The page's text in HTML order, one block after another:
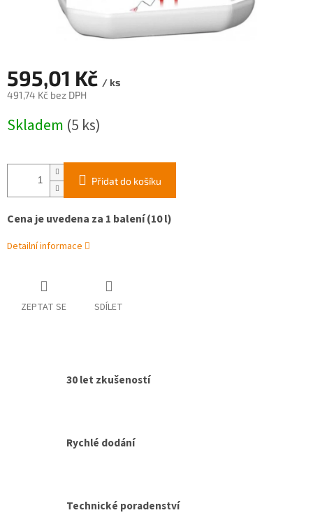
595,01 Kč / ks
491,74 Kč bez DPH
cena:
Skladem (5 ks)
Přidat do košíku
Cena je uvedena za 1 balení (10 l)
Detailní informace
ZEPTAT SE SDÍLET
30 let zkušeností
Rychlé dodání
Technické poradenství